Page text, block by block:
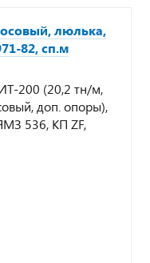
люлька,
82, сп.м
200 (20,2 тн/м,
доп. опоры),
536, КП ZF,